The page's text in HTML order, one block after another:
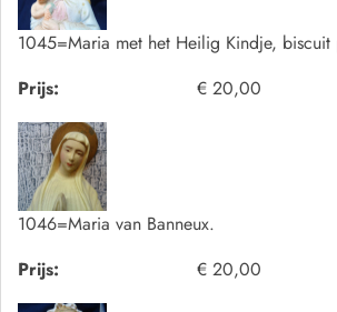
1045=Maria met het Heilig Kindje, biscuit
Prijs:
€ 20,00
1046=Maria van Banneux.
Prijs:
€ 20,00